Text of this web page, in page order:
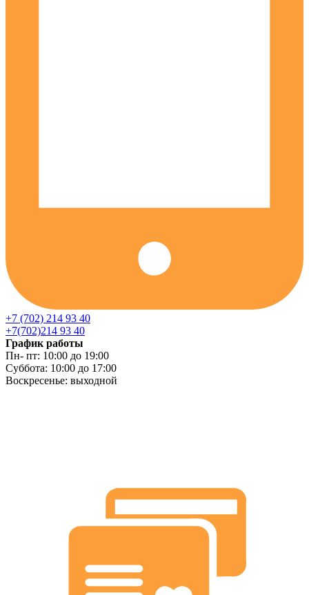
+7 (702) 214 93 40
+7(702)214 93 40
График работы
Пн- пт: 10:00 до 19:00
Суббота: 10:00 до 17:00
Воскресенье: выходной